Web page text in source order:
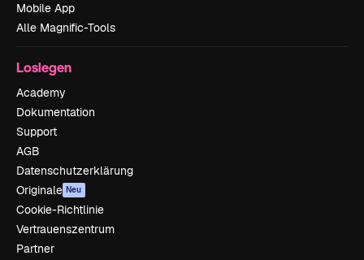
Mobile App
Alle Magnific-Tools
Loslegen
Academy
Dokumentation
Support
AGB
Datenschutzerklärung
Originale Neu
Cookie-Richtlinie
Vertrauenszentrum
Partner